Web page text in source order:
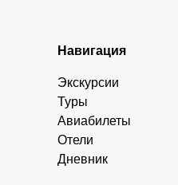
Навигация
Экскурсии
Туры
Авиабилеты
Отели
Дневник